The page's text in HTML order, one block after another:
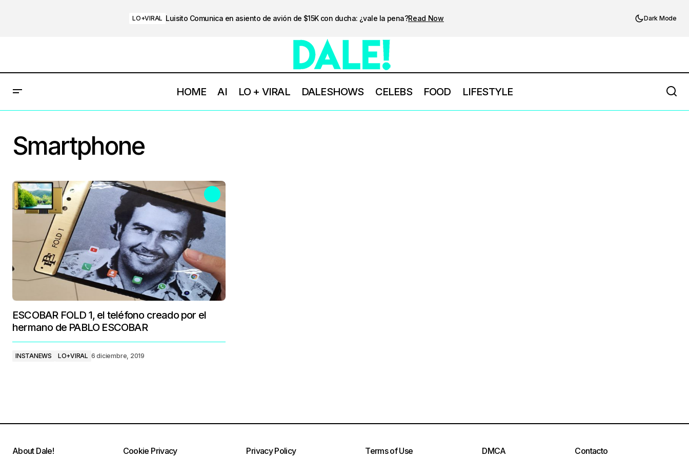
LO+VIRAL Luisito Comunica en asiento de avión de $15K con ducha: ¿vale la pena?Read Now Dark Mode
HOME AI LO + VIRAL DALESHOWS CELEBS FOOD LIFESTYLE
Smartphone
ESCOBAR FOLD 1, el teléfono creado por el
hermano de PABLO ESCOBAR
INSTANEWS LO+VIRAL 6 diciembre, 2019
About Dale! Cookie Privacy Privacy Policy Terms of Use DMCA Contacto